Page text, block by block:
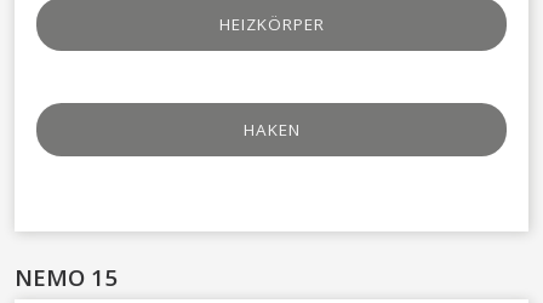
HEIZKÖRPER
HAKEN​
NEMO 15